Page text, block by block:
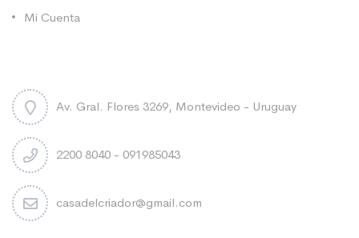
Mi Cuenta
Av. Gral. Flores 3269, Montevideo - Uruguay
2200 8040 - 091985043
casadelcriador@gmail.com